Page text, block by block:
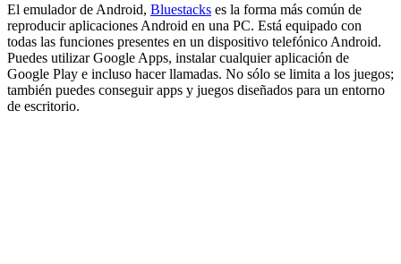
El emulador de Android, Bluestacks es la forma más común de
reproducir aplicaciones Android en una PC. Está equipado con
todas las funciones presentes en un dispositivo telefónico Android.
Puedes utilizar Google Apps, instalar cualquier aplicación de
Google Play e incluso hacer llamadas. No sólo se limita a los juegos;
también puedes conseguir apps y juegos diseñados para un entorno
de escritorio.